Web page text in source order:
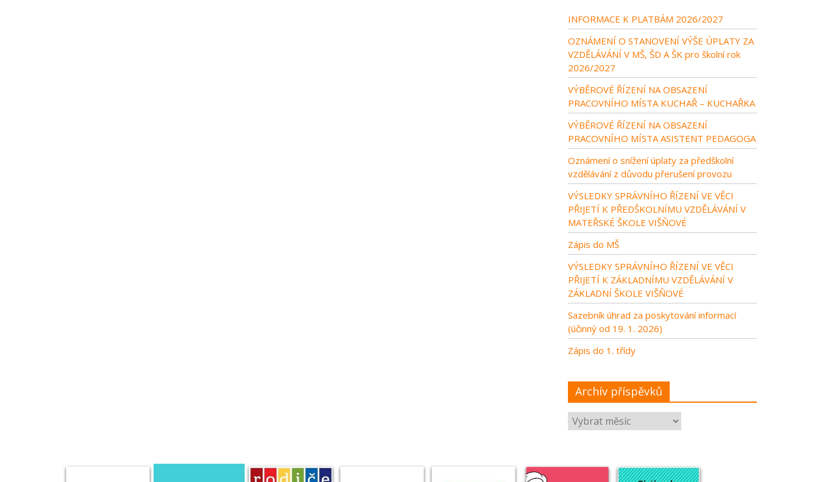
INFORMACE K PLATBÁM 2026/2027
OZNÁMENÍ O STANOVENÍ VÝŠE ÚPLATY ZA
VZDĚLÁVÁNÍ V MŠ, ŠD A ŠK pro školní rok
2026/2027
VÝBĚROVÉ ŘÍZENÍ NA OBSAZENÍ
PRACOVNÍHO MÍSTA KUCHAŘ – KUCHAŘKA
VÝBĚROVÉ ŘÍZENÍ NA OBSAZENÍ
PRACOVNÍHO MÍSTA ASISTENT PEDAGOGA
Oznámení o snížení úplaty za předškolní
vzdělávání z důvodu přerušení provozu
VÝSLEDKY SPRÁVNÍHO ŘÍZENÍ VE VĚCI
PŘIJETÍ K PŘEDŠKOLNÍMU VZDĚLÁVÁNÍ V
MATEŘSKÉ ŠKOLE VIŠŇOVÉ
Zápis do MŠ
VÝSLEDKY SPRÁVNÍHO ŘÍZENÍ VE VĚCI
PŘIJETÍ K ZÁKLADNÍMU VZDĚLÁVÁNÍ V
ZÁKLADNÍ ŠKOLE VIŠŇOVÉ
Sazebník úhrad za poskytování informací
(účinný od 19. 1. 2026)
Zápis do 1. třídy
Archív příspěvků